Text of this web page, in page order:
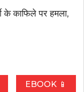
के काफिले पर हमला,
EBOOK 📱